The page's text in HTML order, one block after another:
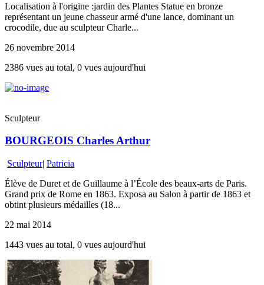
Localisation à l'origine :jardin des Plantes Statue en bronze
représentant un jeune chasseur armé d'une lance, dominant un
crocodile, due au sculpteur Charle...
26 novembre 2014
2386 vues au total, 0 vues aujourd'hui
Sculpteur
BOURGEOIS Charles Arthur
Sculpteur| Patricia
Élève de Duret et de Guillaume à l’École des beaux-arts de Paris.
Grand prix de Rome en 1863. Exposa au Salon à partir de 1863 et
obtint plusieurs médailles (18...
22 mai 2014
1443 vues au total, 0 vues aujourd'hui